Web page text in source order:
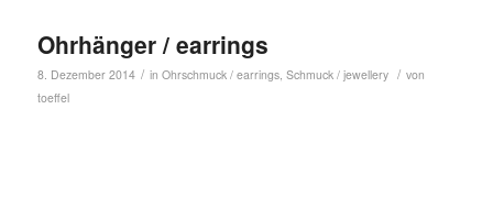
Ohrhänger / earrings
8. Dezember 2014 / in Ohrschmuck / earrings, Schmuck / jewellery / von
toeffel